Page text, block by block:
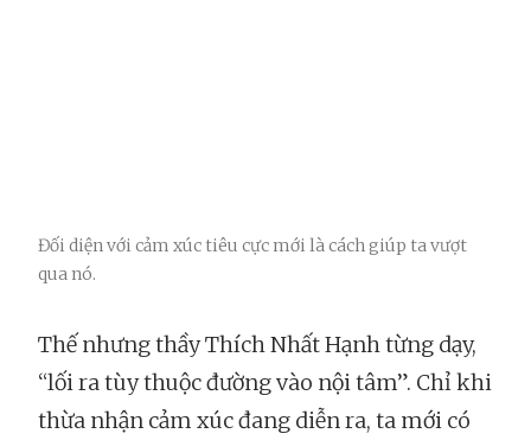
Đối diện với cảm xúc tiêu cực mới là cách giúp ta vượt
qua nó.
Thế nhưng thầy Thích Nhất Hạnh từng dạy,
“lối ra tùy thuộc đường vào nội tâm”. Chỉ khi
thừa nhận cảm xúc đang diễn ra, ta mới có